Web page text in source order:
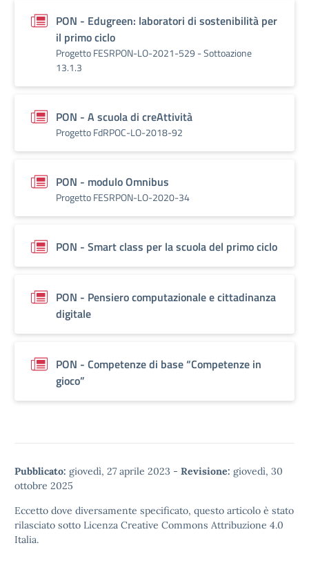
PON - Edugreen: laboratori di sostenibilità per
il primo ciclo
Progetto FESRPON-LO-2021-529 - Sottoazione
13.1.3
PON - A scuola di creAttività
Progetto FdRPOC-LO-2018-92
PON - modulo Omnibus
Progetto FESRPON-LO-2020-34
PON - Smart class per la scuola del primo ciclo
PON - Pensiero computazionale e cittadinanza
digitale
PON - Competenze di base “Competenze in
gioco”
Pubblicato: giovedì, 27 aprile 2023 - Revisione: giovedì, 30
ottobre 2025
Eccetto dove diversamente specificato, questo articolo è stato
rilasciato sotto Licenza Creative Commons Attribuzione 4.0
Italia.